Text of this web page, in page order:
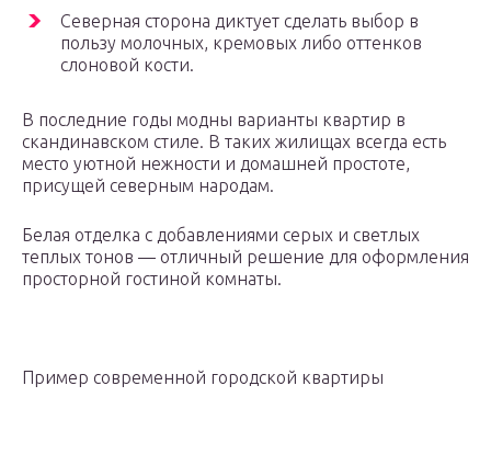
Северная сторона диктует сделать выбор в
пользу молочных, кремовых либо оттенков
слоновой кости.
В последние годы модны варианты квартир в
скандинавском стиле. В таких жилищах всегда есть
место уютной нежности и домашней простоте,
присущей северным народам.
Белая отделка с добавлениями серых и светлых
теплых тонов — отличный решение для оформления
просторной гостиной комнаты.
Пример современной городской квартиры